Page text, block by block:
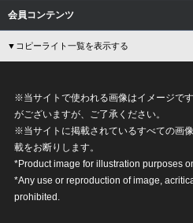
会員コンテンツ
▼コピーライト一覧を表示する
※当サイトで使われる画像はイメージで
がございますが、ご了承ください。
※当サイトに掲載されているすべての画
載をお断りします。
*Product image for illustration purposes
*Any use or reproduction of image,
prohibited.